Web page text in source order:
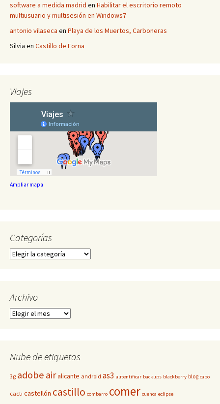
software a medida madrid en Habilitar el escritorio remoto
multiusuario y multisesión en Windows7
antonio vilaseca en Playa de los Muertos, Carboneras
Silvia en Castillo de Forna
Viajes
Ampliar mapa
Categorías
Categorías
Archivo
Archivo
Nube de etiquetas
3g adobe airalicante android as3 autentificar backups blackberry blog cabo
cacti castellón castillo combarro comer cuenca eclipse